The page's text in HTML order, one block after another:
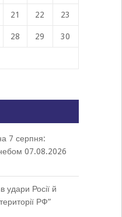
21 22 23
28 29 30
7 серпня:
07.08.2026
удари Росії й
РФ”